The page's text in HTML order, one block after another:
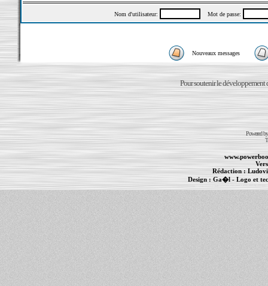
Nom d'utilisateur: Mot de passe:
Nouveaux messages
Pour soutenir le développement
Powered
Rédaction :
Design : Ga�l- Logo et